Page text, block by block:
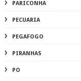
PARICONHA
PECUARIA
PEGAFOGO
PIRANHAS
PO